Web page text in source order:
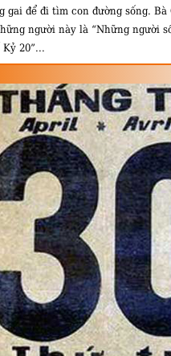
gai để đi tìm con đường sống. Bà
người này là “Những người
20”...